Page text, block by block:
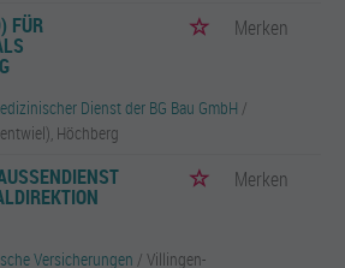
FÜR Merken
Dienst der BG Bau GmbH /
Höchberg
(
B
Merken
Versicherungen / Villingen-